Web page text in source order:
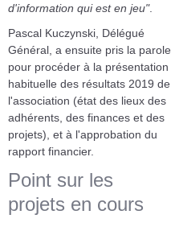
d'information qui est en jeu".
Pascal Kuczynski, Délégué
Général, a ensuite pris la parole
pour procéder à la présentation
habituelle des résultats 2019 de
l'association (état des lieux des
adhérents, des finances et des
projets), et à l'approbation du
rapport financier.
Point sur les
projets en cours